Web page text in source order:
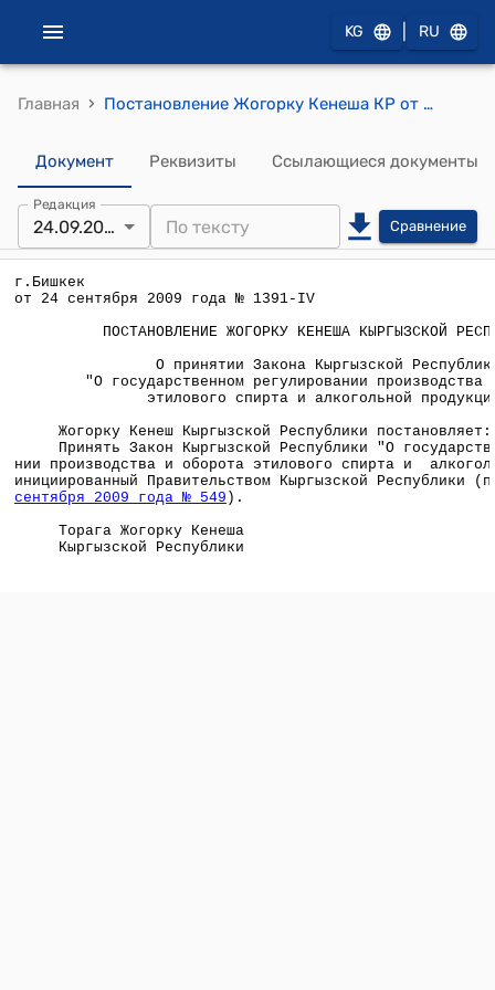
KG RU
Главная › Постановление Жогорку Кенеша КР от 24 сентября 2009 года № 1391-IV "О принятии Закона Кыргызской Республики "О государственном регулировании производства и оборота этилового спирта и алкогольной продукции"
Документ Реквизиты Ссылающиеся документы
Редакция
24.09.2009 Сравнение